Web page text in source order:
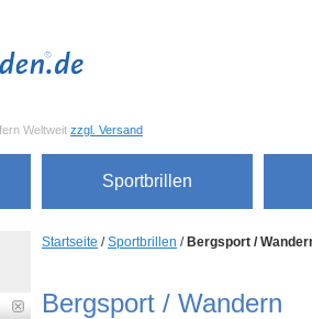
Weltweit zzgl. Versand
Sportbrillen
Startseite /Sportbrillen / Bergsport /
Bergsport / Wandern